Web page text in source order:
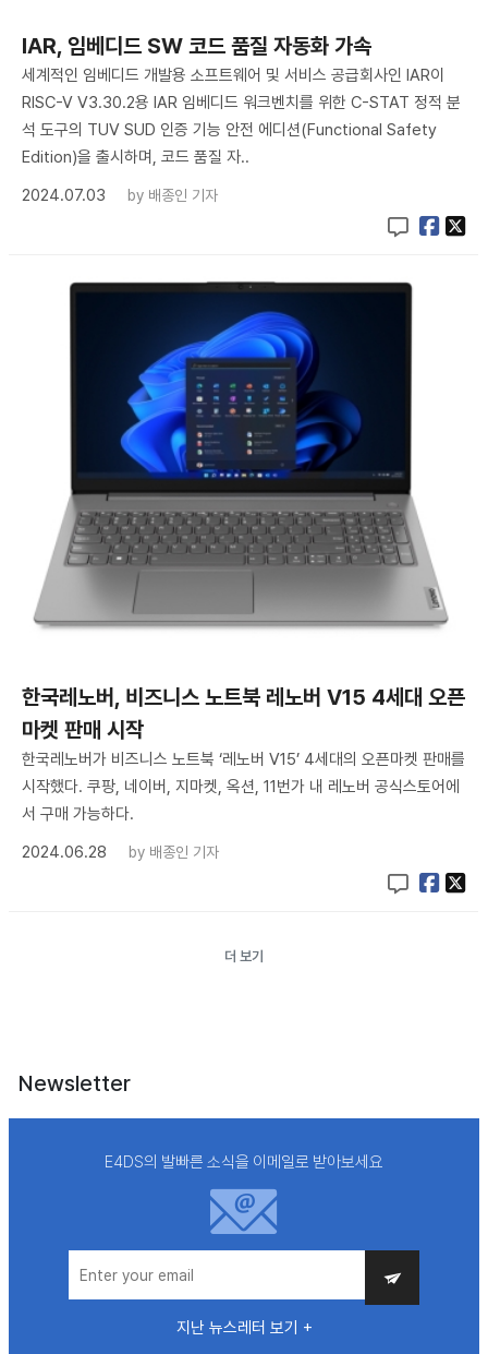
IAR, 임베디드 SW 코드 품질 자동화 가속
세계적인 임베디드 개발용 소프트웨어 및 서비스 공급회사인 IAR이
RISC-V V3.30.2용 IAR 임베디드 워크벤치를 위한 C-STAT 정적 분
석 도구의 TUV SUD 인증 기능 안전 에디션(Functional Safety
Edition)을 출시하며, 코드 품질 자..
2024.07.03
by 배종인 기자
한국레노버, 비즈니스 노트북 레노버 V15 4세대 오픈
마켓 판매 시작
한국레노버가 비즈니스 노트북 ‘레노버 V15’ 4세대의 오픈마켓 판매를
시작했다. 쿠팡, 네이버, 지마켓, 옥션, 11번가 내 레노버 공식스토어에
서 구매 가능하다.
2024.06.28
by 배종인 기자
더 보기
Newsletter
E4DS의 발빠른 소식을 이메일로 받아보세요
지난 뉴스레터 보기 +